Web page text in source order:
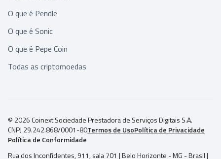
O que é Pendle
O que é Sonic
O que é Pepe Coin
Todas as criptomoedas
© 2026 Coinext Sociedade Prestadora de Serviços Digitais S.A.
CNPJ 29.242.868/0001-80Termos de UsoPolítica de Privacidade
Política de Conformidade
Rua dos Inconfidentes, 911, sala 701 | Belo Horizonte - MG - Brasil |